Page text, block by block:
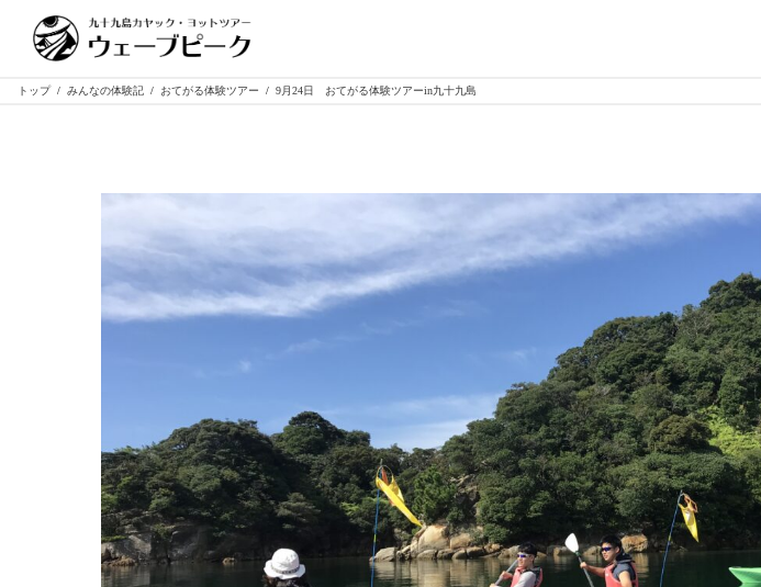
トップ / みんなの体験記 / おてがる体験ツアー / 9月24日 おてがる体験ツアーin九十九島